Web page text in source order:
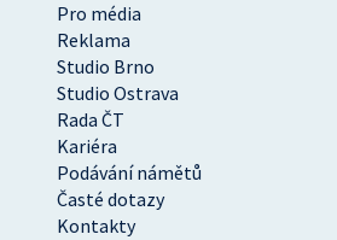
Pro média
Reklama
Studio Brno
Studio Ostrava
Rada ČT
Kariéra
Podávání námětů
Časté dotazy
Kontakty